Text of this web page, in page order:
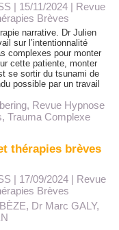
| 15/11/2024 | Revue
Brèves
narrative. Dr Julien
sur l’intentionnalité
complexes pour monter
cette patiente, monter
se sortir du tsunami de
possible par un travail
, Revue Hypnose
, Trauma Complexe
thérapies brèves
| 17/09/2024 | Revue
Brèves
, Dr Marc GALY,